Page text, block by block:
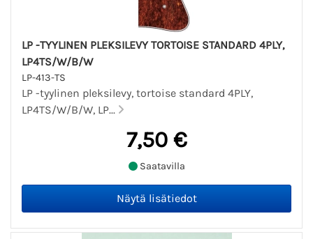
LP -TYYLINEN PLEKSILEVY TORTOISE STANDARD 4PLY,
LP4TS/W/B/W
LP-413-TS
LP -tyylinen pleksilevy, tortoise standard 4PLY,
LP4TS/W/B/W, LP...
7,50 €
Saatavilla